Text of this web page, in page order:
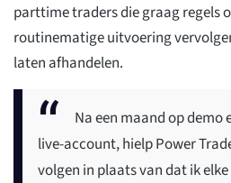
parttime traders die graag regels
routinematige uitvoering
laten afhandelen.
Na een maand op demo
live-account, hielp Power
volgen in plaats van dat ik